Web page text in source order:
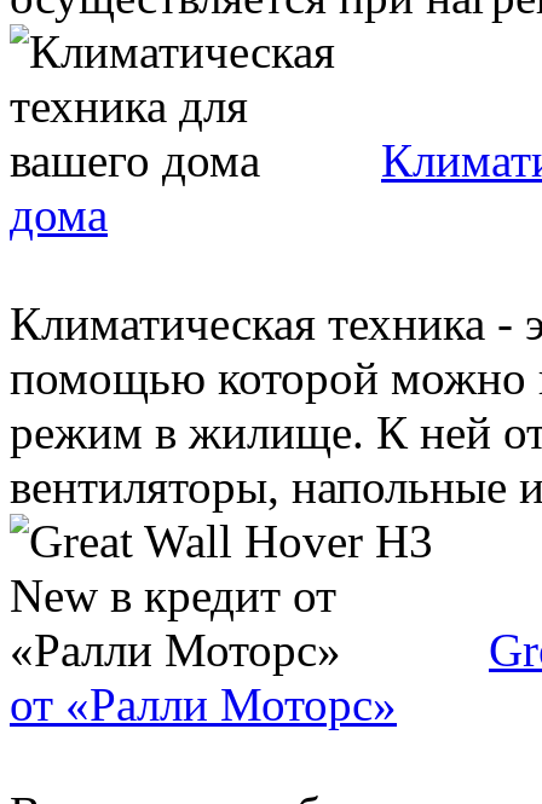
дома
Климатическая техника -
помощью которой можно
режим в жилище. К ней
вентиляторы, напольные
от «Ралли Моторс»